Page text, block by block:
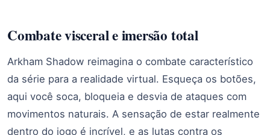
Combate visceral e imersão total
Arkham Shadow reimagina o combate característico
da série para a realidade virtual. Esqueça os botões,
aqui você soca, bloqueia e desvia de ataques com
movimentos naturais. A sensação de estar realmente
dentro do jogo é incrível, e as lutas contra os